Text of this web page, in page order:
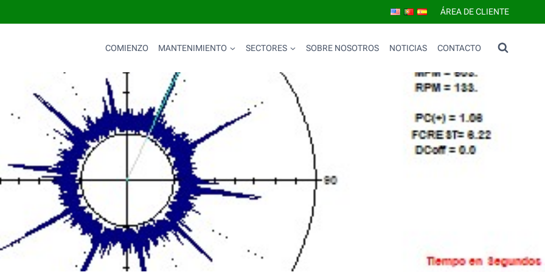
ÁREA DE CLIENTE
COMIENZO MANTENIMIENTO SECTORES SOBRE NOSOTROS NOTICIAS CONTACTO